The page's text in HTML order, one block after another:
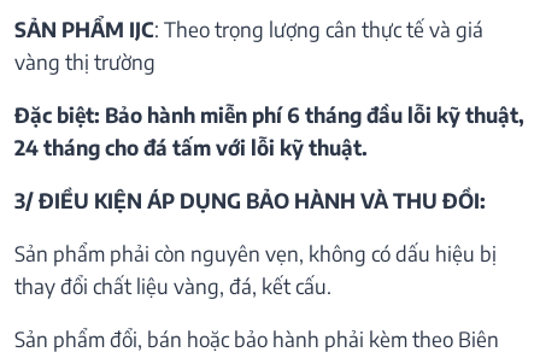
SẢN PHẨM IJC: Theo trọng lượng cân thực tế và giá
vàng thị trường
Đặc biệt: Bảo hành miễn phí 6 tháng đầu lỗi kỹ thuật,
24 tháng cho đá tấm với lỗi kỹ thuật.
3/ ĐIỀU KIỆN ÁP DỤNG BẢO HÀNH VÀ THU ĐỒI:
Sản phẩm phải còn nguyên vẹn, không có dấu hiệu bị
thay đổi chất liệu vàng, đá, kết cấu.
Sản phẩm đổi, bán hoặc bảo hành phải kèm theo Biên